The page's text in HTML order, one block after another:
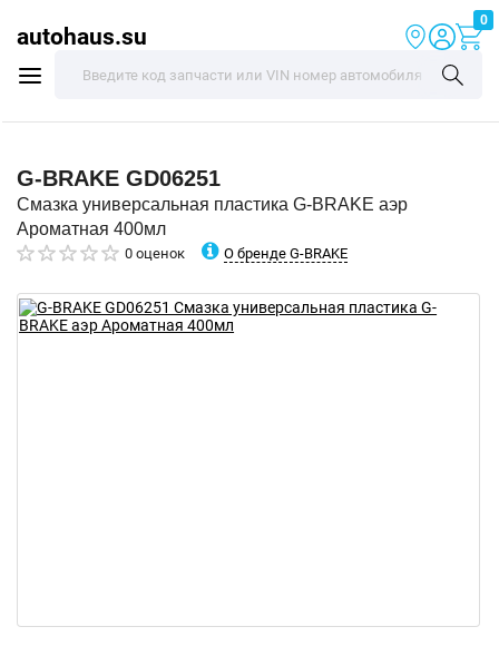
autohaus.su
0
G-BRAKE GD06251
Смазка универсальная пластика G-BRAKE аэр
Ароматная 400мл
0 оценок О бренде G-BRAKE